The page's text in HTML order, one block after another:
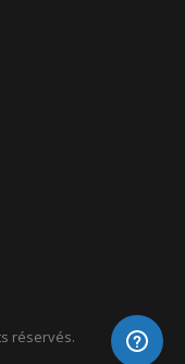
réservés.